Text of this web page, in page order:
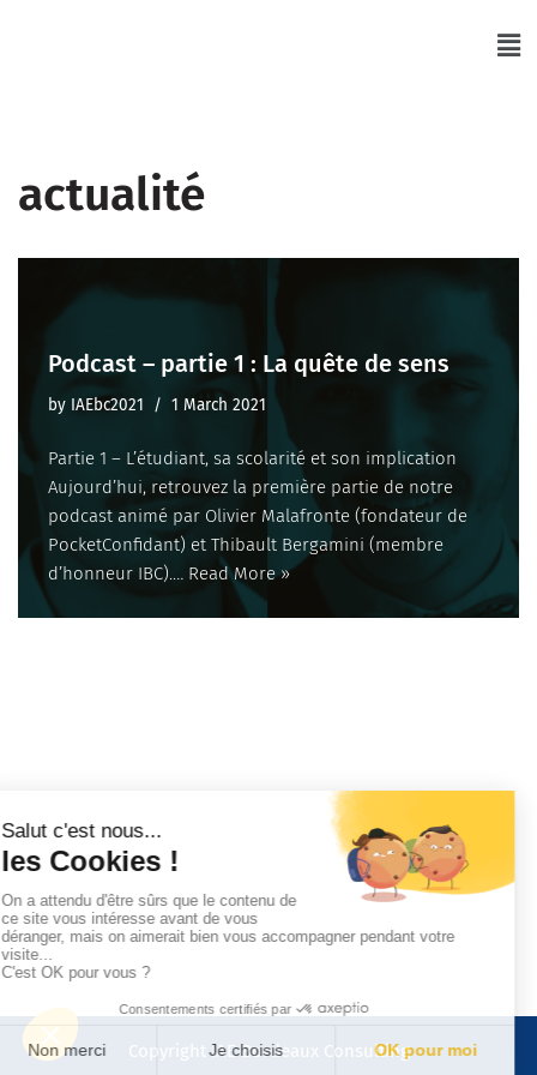
actualité
Podcast – partie 1 : La quête de sens
by IAEbc2021 1 March 2021
Partie 1 – L’étudiant, sa scolarité et son implication
Aujourd’hui, retrouvez la première partie de notre
podcast animé par Olivier Malafronte (fondateur de
PocketConfidant) et Thibault Bergamini (membre
d’honneur IBC).… Read More »
Copyright IAE Bordeaux Consulting